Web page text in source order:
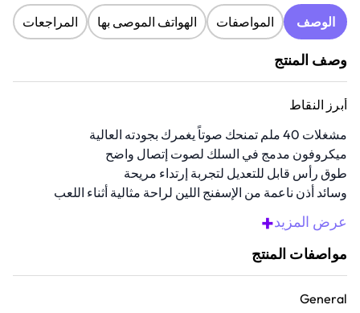
الوصف المواصفات الهواتف الموصى بها المراجعات
وصف المنتج
أبرز النقاط
مشغلات 40 ملم تمنحك صوتاً يغمرك بجودته العالية
ميكروفون مدمج في السلك لصوت إتصال واضح
طوق رأس قابل للتعديل لتجربة إرتداء مريحة
وسائد أذن ناعمة من الإسفنج اللين لراحة مثالية أثناء اللعب
احصل على أقصى أداء في جلسات اللعب الخاصة بك مع سماعة الألعاب
السلكية العالمية هذه، والمصممة خصيصًا للتوافق مع العديد من المنصات.
عرض المزيد+
مواصفات المنتج
General